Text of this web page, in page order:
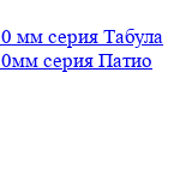
мм серия Табула
серия Патио